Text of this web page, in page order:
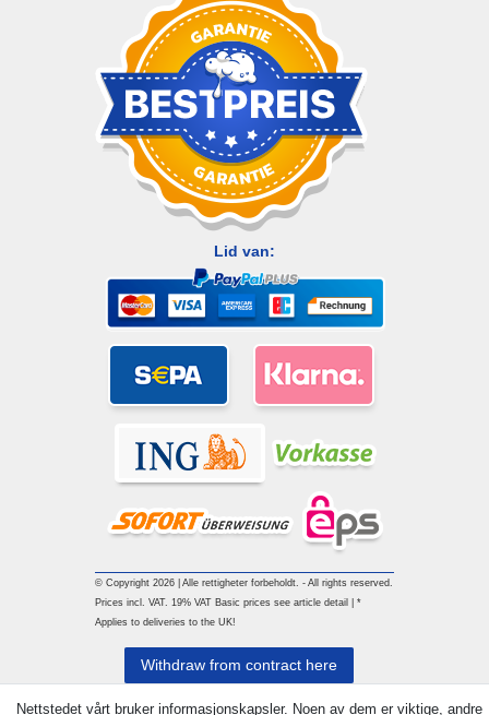
Lid van:
© Copyright 2026 | Alle rettigheter forbeholdt. - All rights reserved.
Prices incl. VAT. 19% VAT Basic prices see article detail | *
Applies to deliveries to the UK!
Nettstedet vårt bruker informasjonskapsler. Noen av dem er viktige, andre
Withdraw from contract here